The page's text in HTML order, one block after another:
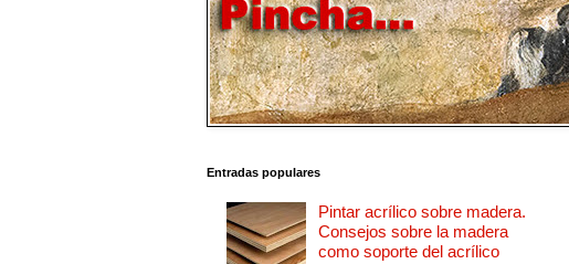
Entradas populares
Pintar acrílico sobre madera.
Consejos sobre la madera
como soporte del acrílico